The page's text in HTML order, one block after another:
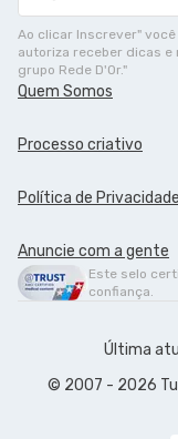
Ao clicar Inscrever"
autoriza receber dicas e
grupo Rede D'Or."
Quem Somos
Processo criativo
Política de Privacidade
Anuncie com a gente
Este selo
confiança.
Última
© 2007 - 2026